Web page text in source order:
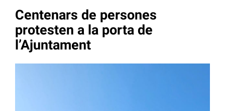
Centenars de persones
protesten a la porta de
l’Ajuntament